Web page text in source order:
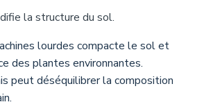
la structure du sol.
lourdes compacte le sol et
des plantes environnantes.
peut déséquilibrer la composition